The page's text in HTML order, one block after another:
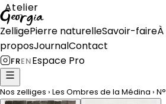
Atelier
Georgia
ZelligePierre naturelleSavoir-faireÀ
proposJournalContact
FRENEspace Pro
Nos zelliges › Les Ombres de la Médina › N°